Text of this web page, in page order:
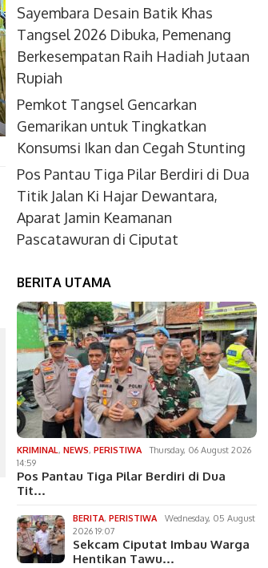
Sayembara Desain Batik Khas
Tangsel 2026 Dibuka, Pemenang
Berkesempatan Raih Hadiah Jutaan
Rupiah
Pemkot Tangsel Gencarkan
Gemarikan untuk Tingkatkan
Konsumsi Ikan dan Cegah Stunting
Pos Pantau Tiga Pilar Berdiri di Dua
Titik Jalan Ki Hajar Dewantara,
Aparat Jamin Keamanan
Pascatawuran di Ciputat
BERITA UTAMA
KRIMINAL,NEWS,PERISTIWA
Thursday, 06 August 2026
14:59
Pos Pantau Tiga Pilar Berdiri di Dua
Tit…
BERITA,PERISTIWA
Wednesday, 05 August
2026 19:07
Sekcam Ciputat Imbau Warga
Hentikan Tawu…